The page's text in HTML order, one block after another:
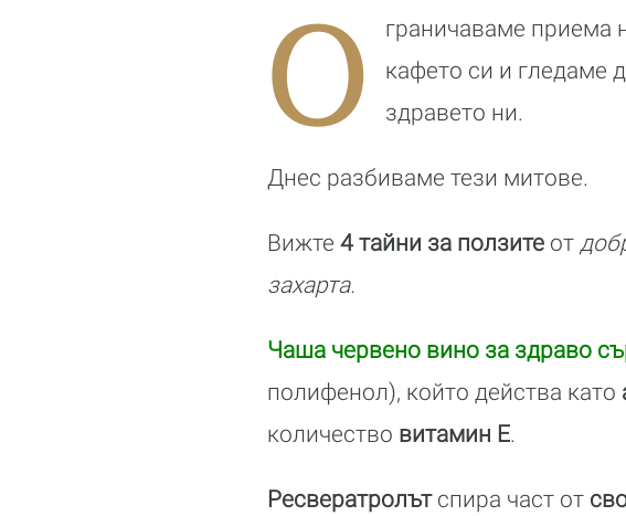
О
граничаваме приема
кафето си и гледаме
здравето ни.
Днес разбиваме тези митове.
Вижте 4 тайни за ползите от
захарта.
Чаша червено вино за здраво
полифенол), който действа като
количество витамин Е.
Ресвератролътспира част от